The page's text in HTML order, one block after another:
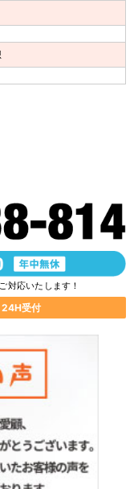
対応いたします！
24H受付